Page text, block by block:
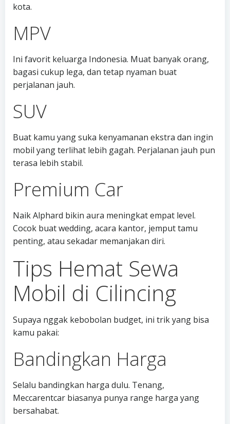
kota.
MPV
Ini favorit keluarga Indonesia. Muat banyak orang,
bagasi cukup lega, dan tetap nyaman buat
perjalanan jauh.
SUV
Buat kamu yang suka kenyamanan ekstra dan ingin
mobil yang terlihat lebih gagah. Perjalanan jauh pun
terasa lebih stabil.
Premium Car
Naik Alphard bikin aura meningkat empat level.
Cocok buat wedding, acara kantor, jemput tamu
penting, atau sekadar memanjakan diri.
Tips Hemat Sewa
Mobil di Cilincing
Supaya nggak kebobolan budget, ini trik yang bisa
kamu pakai:
Bandingkan Harga
Selalu bandingkan harga dulu. Tenang,
Meccarentcar biasanya punya range harga yang
bersahabat.